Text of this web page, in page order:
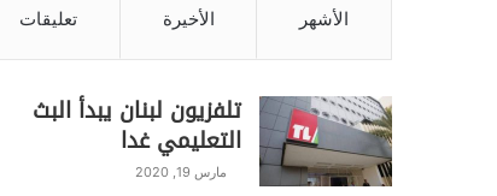
الأشهر الأخيرة تعليقات
تلفزيون لبنان يبدأ البث
التعليمي غدا
مارس 19, 2020